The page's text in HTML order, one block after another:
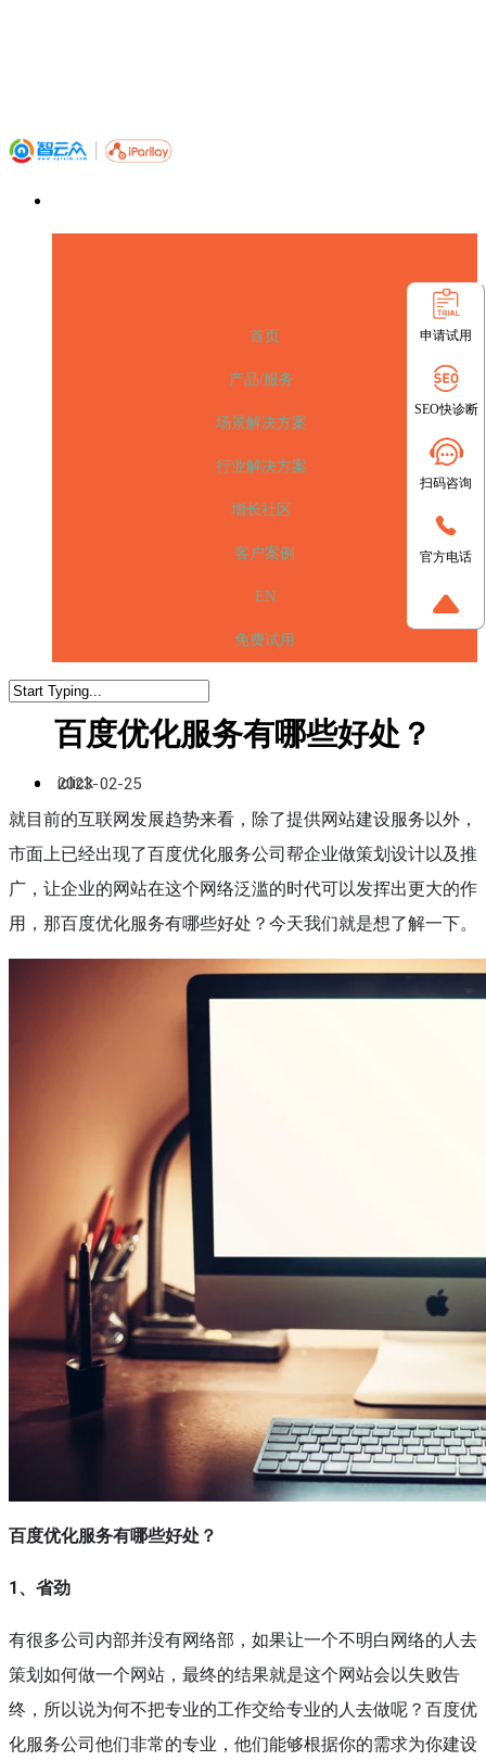
首页
产品/服务
场景解决方案
行业解决方案
增长社区
客户案例
EN
免费试用
百度优化服务有哪些好处？
iclick
2023-02-25
就目前的互联网发展趋势来看，除了提供网站建设服务以外，
市面上已经出现了百度优化服务公司帮企业做策划设计以及推
广，让企业的网站在这个网络泛滥的时代可以发挥出更大的作
用，那百度优化服务有哪些好处？今天我们就是想了解一下。
百度优化服务有哪些好处？
1、 省劲
有很多公司内部并没有网络部，如果让一个不明白网络的人去
策划如何做一个网站，最终的结果就是这个网站会以失败告
终，所以说为何不把专业的工作交给专业的人去做呢？百度优
化服务公司他们非常的专业，他们能够根据你的需求为你建设
申请试用
SEO快诊断
扫码咨询
官方电话